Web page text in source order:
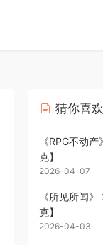
猜你喜欢
《RPG不动
克】
2026-04-07
《所见所闻
克】
2026-04-03